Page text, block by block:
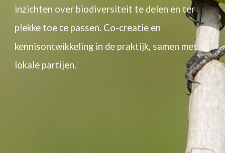
inzichten over biodiversiteit te delen en ter
plekke toe te passen. Co-creatie en
kennisontwikkeling in de praktijk, samen met
lokale partijen.